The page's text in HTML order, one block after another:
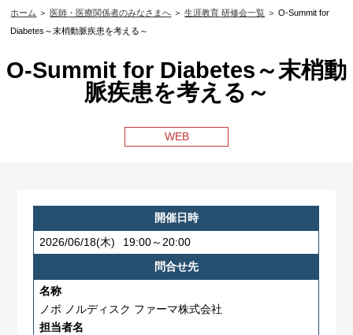
ホーム ＞医師・医療関係者のみなさまへ ＞生涯教育 研修会一覧 ＞ O-Summit for
Diabetes～末梢動脈疾患を考える～
O-Summit for Diabetes～末梢動
脈疾患を考える～
WEB
開催日時
2026/06/18(木)
19:00～20:00
問合せ先
名称
ノボ ノルディスク ファーマ株式会社
担当者名